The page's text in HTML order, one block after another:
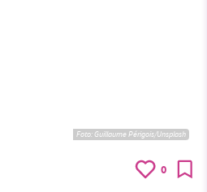
Foto: Guillaume Périgois/Unsplash
0